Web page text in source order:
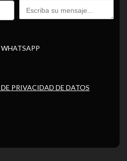
PRIVACIDAD DE DATOS